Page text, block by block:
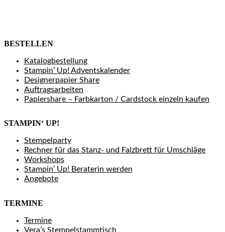
BESTELLEN
Katalogbestellung
Stampin’ Up! Adventskalender
Designerpapier Share
Auftragsarbeiten
Papiershare – Farbkarton / Cardstock einzeln kaufen
STAMPIN‘ UP!
Stempelparty
Rechner für das Stanz- und Falzbrett für Umschläge
Workshops
Stampin’ Up! Beraterin werden
Angebote
TERMINE
Termine
Vera’s Stempelstammtisch